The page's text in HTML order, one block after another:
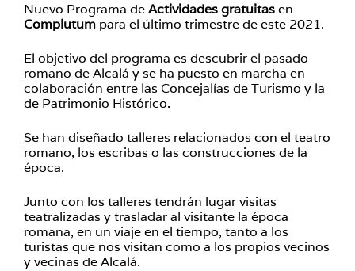
Nuevo Programa deActividades gratuitasen
Complutum para el último trimestre de este 2021.
El objetivo del programa es descubrir el pasado
romano de Alcalá y se ha puesto en marcha en
colaboración entre las Concejalías de Turismo y la
de Patrimonio Histórico.
Se han diseñado talleres relacionados con el teatro
romano, los escribas o las construcciones de la
época.
Junto con los talleres tendrán lugar visitas
teatralizadas y trasladar al visitante la época
romana, en un viaje en el tiempo, tanto a los
turistas que nos visitan como a los propios vecinos
y vecinas de Alcalá.